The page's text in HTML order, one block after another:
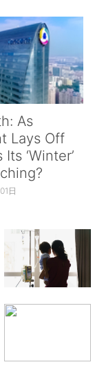
As
Lays Off
‘Winter’
日